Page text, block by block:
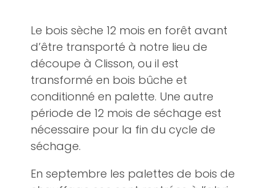
Le bois sèche 12 mois en forêt avant
d’être transporté à notre lieu de
découpe à Clisson, ou il est
transformé en bois bûche et
conditionné en palette. Une autre
période de 12 mois de séchage est
nécessaire pour la fin du cycle de
séchage.
En septembre les palettes de bois de